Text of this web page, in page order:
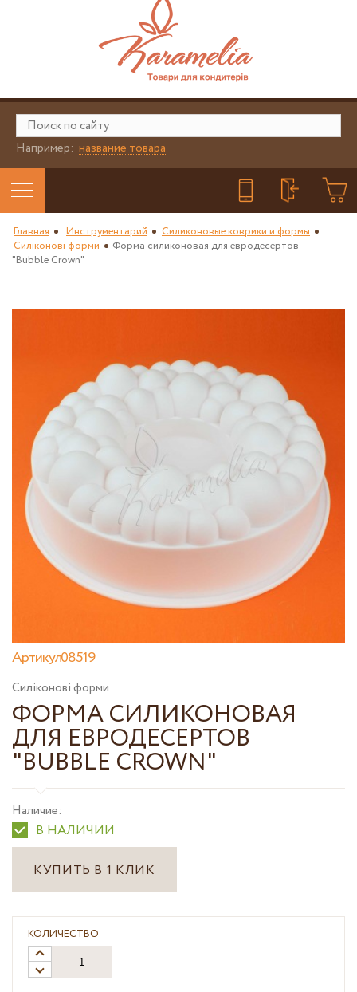
Например: название товара
Главная Инструментарий
Силиконовые коврики и формы
Силіконові форми
Форма силиконовая для евродесертов
"Bubble Crown"
Артикул08519
Силіконові форми
ФОРМА СИЛИКОНОВАЯ
ДЛЯ ЕВРОДЕСЕРТОВ
"BUBBLE CROWN"
Наличие:
В НАЛИЧИИ
КУПИТЬ В 1 КЛИК
КОЛИЧЕСТВО